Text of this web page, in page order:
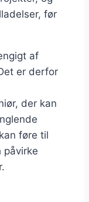
før
af
er derfor
der kan
føre til
påvirke